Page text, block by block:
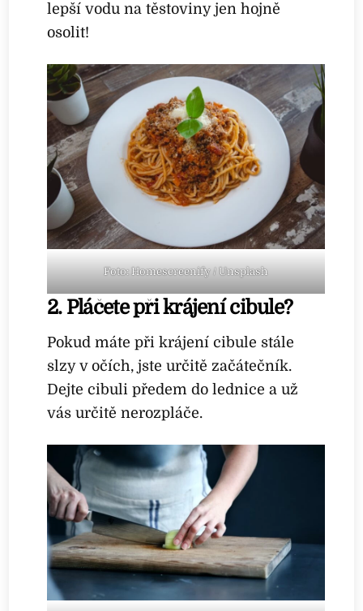
lepší vodu na těstoviny jen hojně
osolit!
Foto: Homescreenify / Unsplash
2. Pláčete při krájení cibule?
Pokud máte při krájení cibule stále
slzy v očích, jste určitě začátečník.
Dejte cibuli předem do lednice a už
vás určitě nerozpláče.